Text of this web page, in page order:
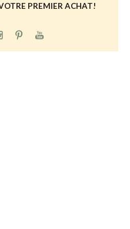
PREMIER ACHAT!